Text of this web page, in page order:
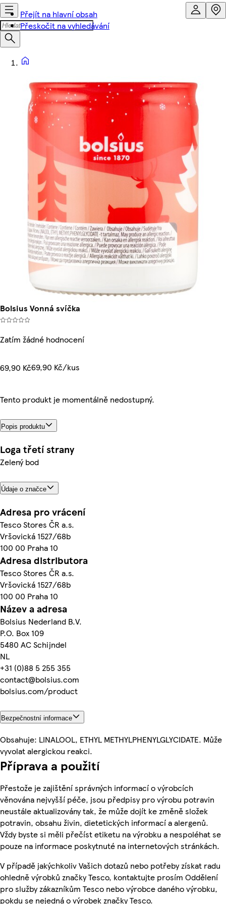
Přejít na hlavní obsah
Přeskočit na vyhledávání
Bolsius Vonná svíčka
Zatím žádné hodnocení
69,90 Kč69,90 Kč/kus
Tento produkt je momentálně nedostupný.
Popis produktu
Loga třetí strany
Zelený bod
Údaje o značce
Adresa pro vrácení
Tesco Stores ČR a.s.
Vršovická 1527/68b
100 00 Praha 10
Adresa distributora
Tesco Stores ČR a.s.
Vršovická 1527/68b
100 00 Praha 10
Název a adresa
Bolsius Nederland B.V.
P.O. Box 109
5480 AC Schijndel
NL
+31 (0)88 5 255 355
contact@bolsius.com
bolsius.com/product
Bezpečnostní informace
Obsahuje: LINALOOL, ETHYL METHYLPHENYLGLYCIDATE. Může
vyvolat alergickou reakci.
Příprava a použití
Přestože je zajištění správných informací o výrobcích
věnována nejvyšší péče, jsou předpisy pro výrobu potravin
neustále aktualizovány tak, že může dojít ke změně složek
potravin, obsahu živin, dietetických informací a alergenů.
Vždy byste si měli přečíst etiketu na výrobku a nespoléhat se
pouze na informace poskytnuté na internetových stránkách.
V případě jakýchkoliv Vašich dotazů nebo potřeby získat radu
ohledně výrobků značky Tesco, kontaktujte prosím Oddělení
pro služby zákazníkům Tesco nebo výrobce daného výrobku,
pokdu se nejedná o výrobek značky Tesco.